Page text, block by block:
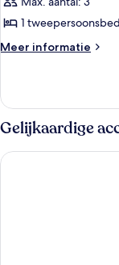
voor
Familiekamer
(Superior)
1
Meer informatie
Meer
(Superior)
Gelijkaardige
Premier Inn London